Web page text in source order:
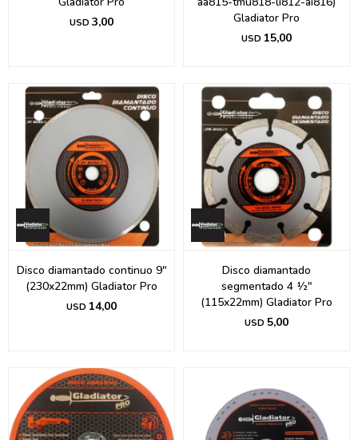
USD 3,00
Gladiator Pro
USD 15,00
Disco diamantado continuo 9"
(230x22mm) Gladiator Pro
USD 14,00
Disco diamantado
segmentado 4 ½"
(115x22mm) Gladiator Pro
USD 5,00